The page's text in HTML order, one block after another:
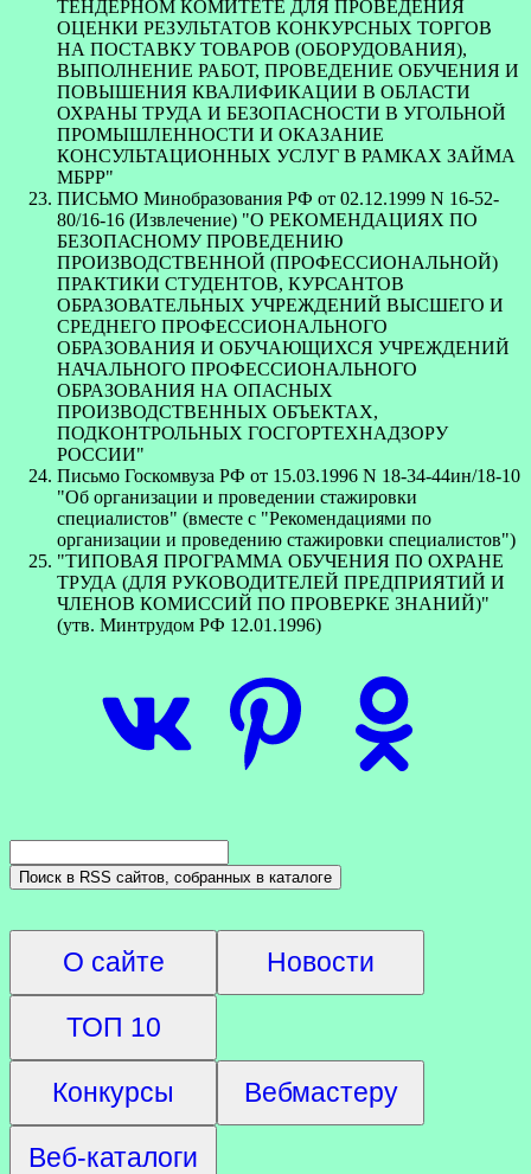
ТЕНДЕРНОМ КОМИТЕТЕ ДЛЯ ПРОВЕДЕНИЯ
ОЦЕНКИ РЕЗУЛЬТАТОВ КОНКУРСНЫХ ТОРГОВ
НА ПОСТАВКУ ТОВАРОВ (ОБОРУДОВАНИЯ),
ВЫПОЛНЕНИЕ РАБОТ, ПРОВЕДЕНИЕ ОБУЧЕНИЯ И
ПОВЫШЕНИЯ КВАЛИФИКАЦИИ В ОБЛАСТИ
ОХРАНЫ ТРУДА И БЕЗОПАСНОСТИ В УГОЛЬНОЙ
ПРОМЫШЛЕННОСТИ И ОКАЗАНИЕ
КОНСУЛЬТАЦИОННЫХ УСЛУГ В РАМКАХ ЗАЙМА
МБРР"
ПИСЬМО Минобразования РФ от 02.12.1999 N 16-52-
80/16-16 (Извлечение) "О РЕКОМЕНДАЦИЯХ ПО
БЕЗОПАСНОМУ ПРОВЕДЕНИЮ
ПРОИЗВОДСТВЕННОЙ (ПРОФЕССИОНАЛЬНОЙ)
ПРАКТИКИ СТУДЕНТОВ, КУРСАНТОВ
ОБРАЗОВАТЕЛЬНЫХ УЧРЕЖДЕНИЙ ВЫСШЕГО И
СРЕДНЕГО ПРОФЕССИОНАЛЬНОГО
ОБРАЗОВАНИЯ И ОБУЧАЮЩИХСЯ УЧРЕЖДЕНИЙ
НАЧАЛЬНОГО ПРОФЕССИОНАЛЬНОГО
ОБРАЗОВАНИЯ НА ОПАСНЫХ
ПРОИЗВОДСТВЕННЫХ ОБЪЕКТАХ,
ПОДКОНТРОЛЬНЫХ ГОСГОРТЕХНАДЗОРУ
РОССИИ"
Письмо Госкомвуза РФ от 15.03.1996 N 18-34-44ин/18-10
"Об организации и проведении стажировки
специалистов" (вместе с "Рекомендациями по
организации и проведению стажировки специалистов")
"ТИПОВАЯ ПРОГРАММА ОБУЧЕНИЯ ПО ОХРАНЕ
ТРУДА (ДЛЯ РУКОВОДИТЕЛЕЙ ПРЕДПРИЯТИЙ И
ЧЛЕНОВ КОМИССИЙ ПО ПРОВЕРКЕ ЗНАНИЙ)"
(утв. Минтрудом РФ 12.01.1996)
О сайте Новости
ТОП 10
Конкурсы Вебмастеру
Веб-каталоги